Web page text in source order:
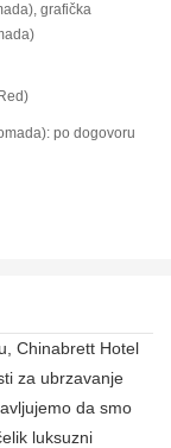
grafička
po dogovoru
Chinabrett Hotel
za ubrzavanje
da smo
luksuzni